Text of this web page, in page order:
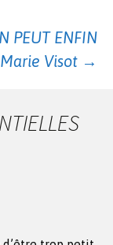
PEUT ENFIN
Marie Visot →